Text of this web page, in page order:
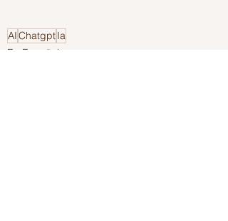
AIChatgptIa
En Español